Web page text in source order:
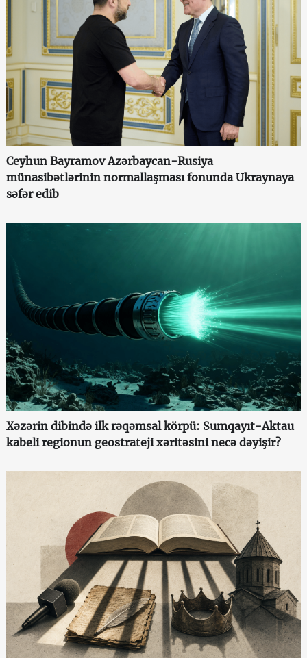
Ceyhun Bayramov Azərbaycan-Rusiya
münasibətlərinin normallaşması fonunda Ukraynaya
səfər edib
Xəzərin dibində ilk rəqəmsal körpü: Sumqayıt-Aktau
kabeli regionun geostrateji xəritəsini necə dəyişir?